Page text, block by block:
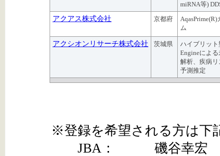
miRNA等)
アクアス株式会社 京都府
AqasPrime(R)
ム
アクシオンリサーチ株式会社 茨城県
ハイブリッ
Engineによ
解析、疾病リ
予測推定
※登録を希望される方は下
JBA： 磯谷幸宏